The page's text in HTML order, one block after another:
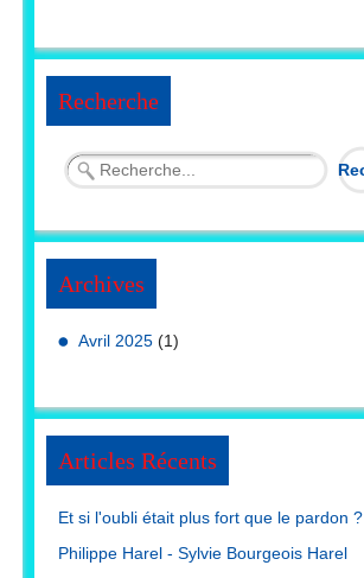
Recherche
Archives
Avril 2025 (1)
Articles Récents
Et si l'oubli était plus fort que le pardon ?
Philippe Harel - Sylvie Bourgeois Harel